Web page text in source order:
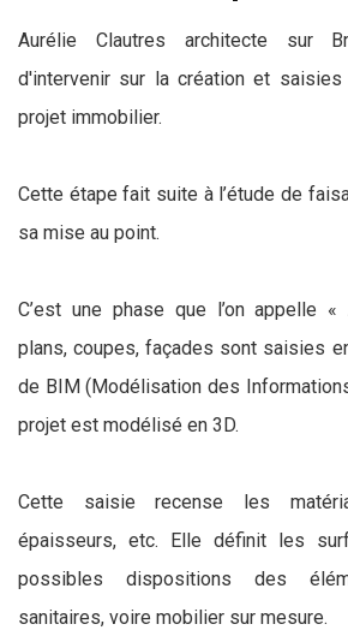
Aurélie Clautres architecte sur
d'intervenir sur la création et
projet immobilier.
Cette étape fait suite à l’étude de
sa mise au point.
C’est une phase que l’on appelle
plans, coupes, façades sont saisies
de BIM (Modélisation des
projet est modélisé en 3D.
Cette saisie recense les
épaisseurs, etc. Elle définit les
possibles dispositions des
sanitaires, voire mobilier sur mesure.